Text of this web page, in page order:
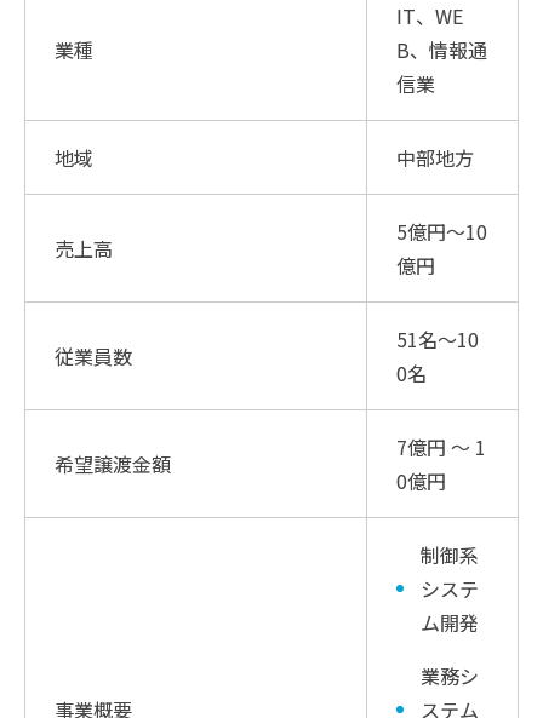
業種
IT、WE
B、情報通
信業
地域 中部地方
売上高
5億円～10
億円
従業員数
51名〜10
0名
希望譲渡金額
7億円 〜 1
0億円
事業概要
制御系
システ
ム開発
業務シ
ステム